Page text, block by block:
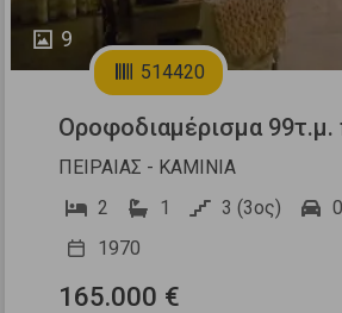
9
514420
Οροφοδιαμέρισμα
ΠΕΙΡΑΙΑΣ - ΚΑΜΙΝΙΑ
2
1 3 (3ος) 0
1970
165.000 €